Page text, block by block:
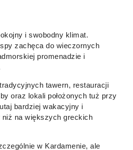
i swobodny klimat.
zachęca do wieczornych
promenadzie i
tawern, restauracji
oraz lokali położonych tuż przy
bardziej wakacyjny i
na większych greckich
w Kardamenie, ale